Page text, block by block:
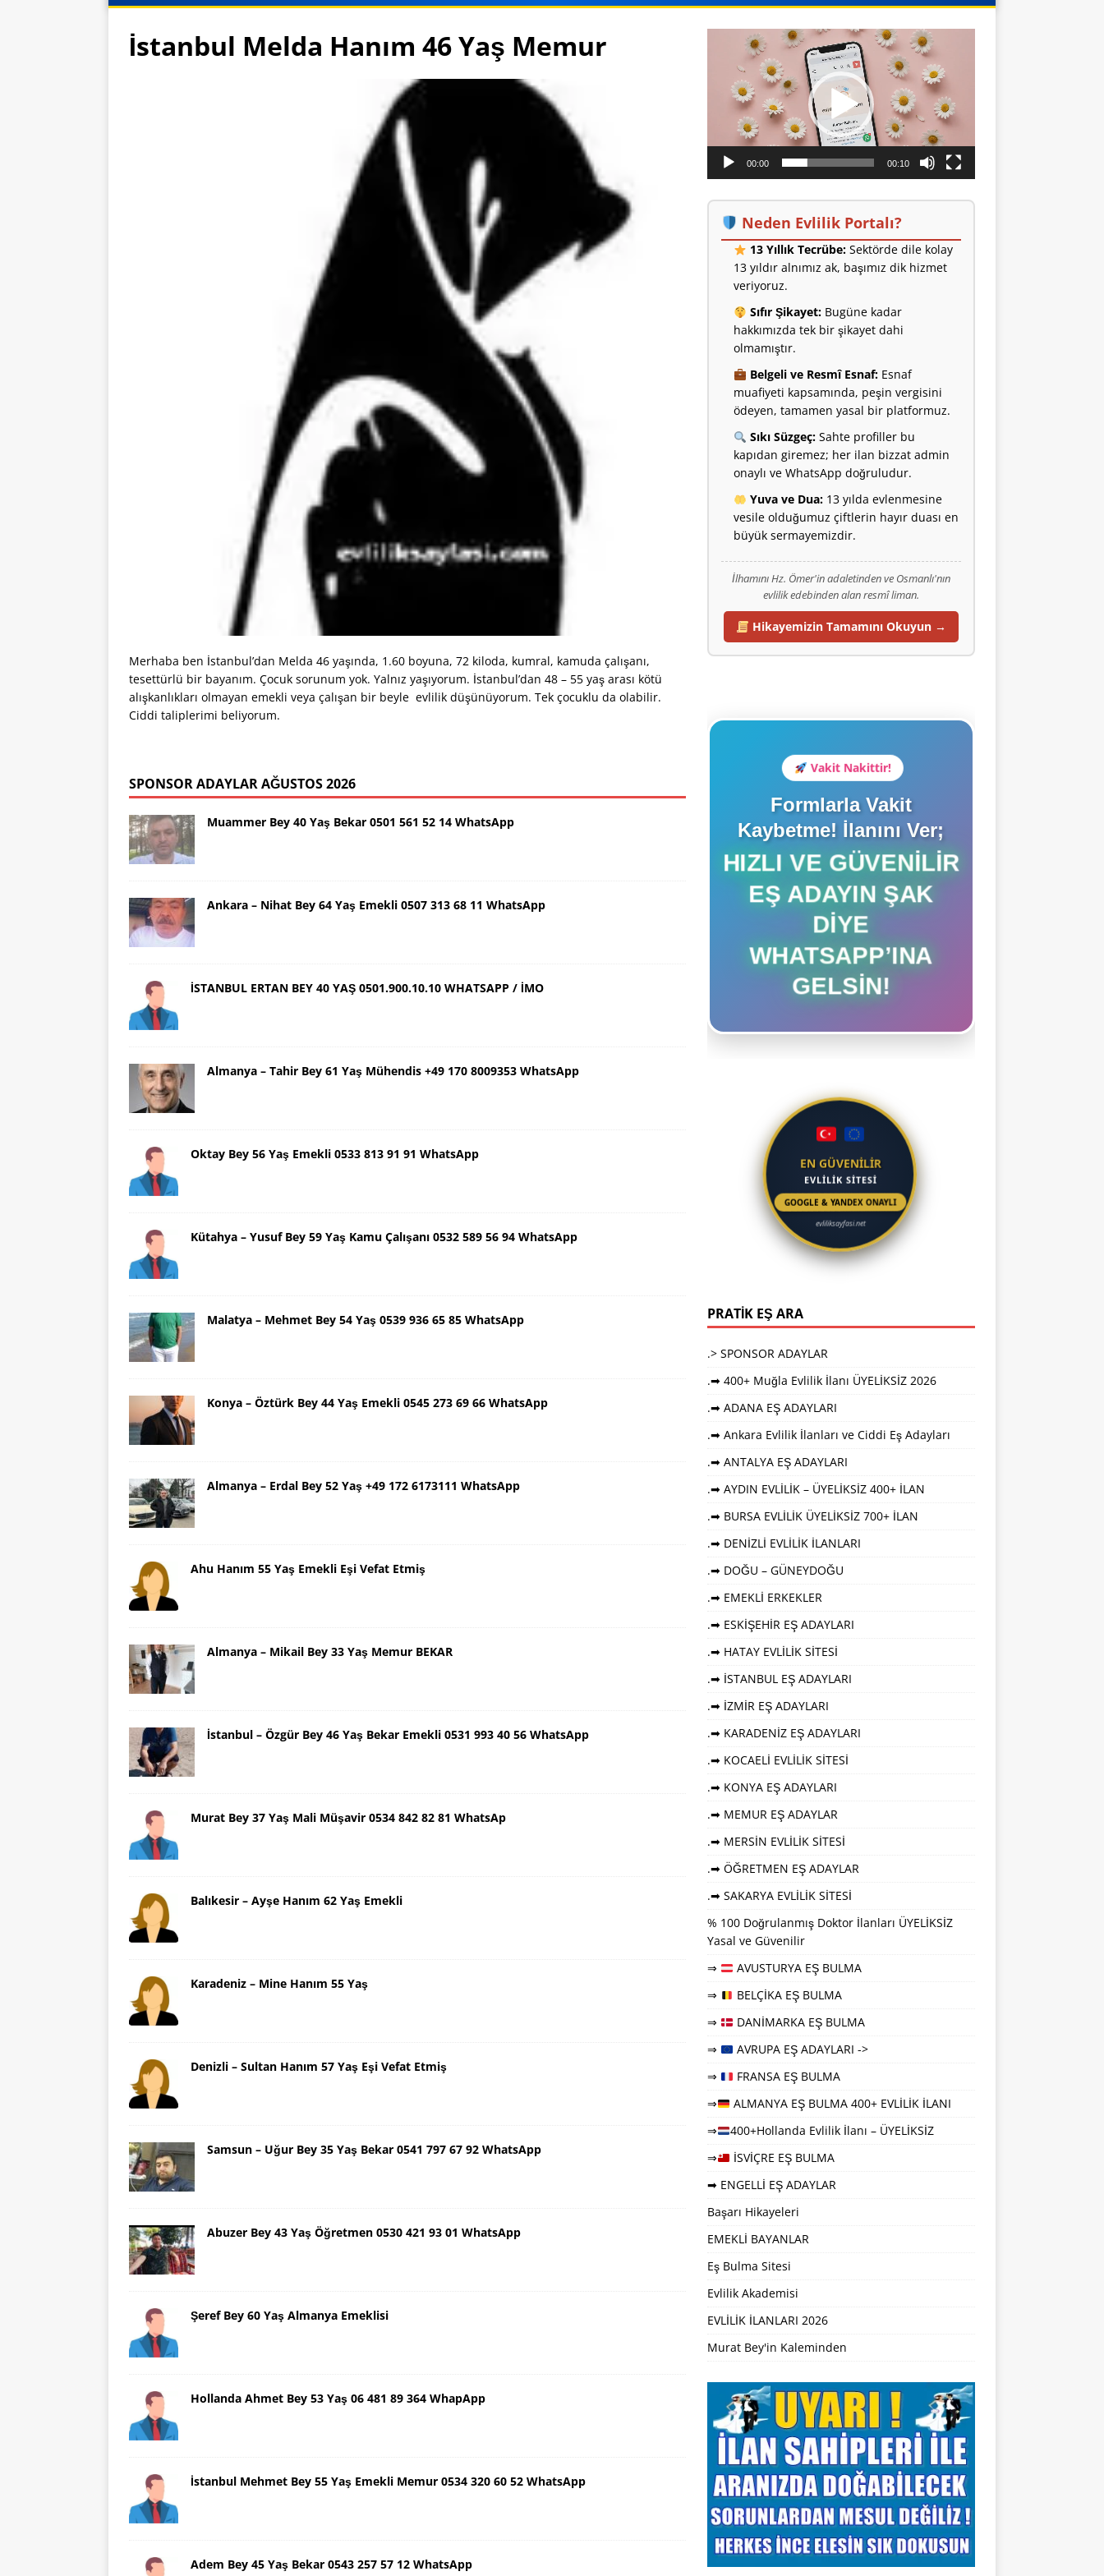
İstanbul Melda Hanım 46 Yaş Memur
Merhaba ben İstanbul’dan Melda 46 yaşında, 1.60 boyuna, 72 kiloda, kumral, kamuda çalışanı,
tesettürlü bir bayanım. Çocuk sorunum yok. Yalnız yaşıyorum. İstanbul’dan 48 – 55 yaş arası kötü
alışkanlıkları olmayan emekli veya çalışan bir beyle evlilik düşünüyorum. Tek çocuklu da olabilir.
Ciddi taliplerimi beliyorum.
SPONSOR ADAYLAR AĞUSTOS 2026
Muammer Bey 40 Yaş Bekar 0501 561 52 14 WhatsApp
Ankara – Nihat Bey 64 Yaş Emekli 0507 313 68 11 WhatsApp
İSTANBUL ERTAN BEY 40 YAŞ 0501.900.10.10 WHATSAPP / İMO
Almanya – Tahir Bey 61 Yaş Mühendis +49 170 8009353 WhatsApp
Oktay Bey 56 Yaş Emekli 0533 813 91 91 WhatsApp
Kütahya – Yusuf Bey 59 Yaş Kamu Çalışanı 0532 589 56 94 WhatsApp
Malatya – Mehmet Bey 54 Yaş 0539 936 65 85 WhatsApp
Konya – Öztürk Bey 44 Yaş Emekli 0545 273 69 66 WhatsApp
Almanya – Erdal Bey 52 Yaş +49 172 6173111 WhatsApp
Ahu Hanım 55 Yaş Emekli Eşi Vefat Etmiş
Almanya – Mikail Bey 33 Yaş Memur BEKAR
İstanbul – Özgür Bey 46 Yaş Bekar Emekli 0531 993 40 56 WhatsApp
Murat Bey 37 Yaş Mali Müşavir 0534 842 82 81 WhatsAp
Balıkesir – Ayşe Hanım 62 Yaş Emekli
Karadeniz – Mine Hanım 55 Yaş
Denizli – Sultan Hanım 57 Yaş Eşi Vefat Etmiş
Samsun – Uğur Bey 35 Yaş Bekar 0541 797 67 92 WhatsApp
Abuzer Bey 43 Yaş Öğretmen 0530 421 93 01 WhatsApp
Şeref Bey 60 Yaş Almanya Emeklisi
Hollanda Ahmet Bey 53 Yaş 06 481 89 364 WhapApp
İstanbul Mehmet Bey 55 Yaş Emekli Memur 0534 320 60 52 WhatsApp
Adem Bey 45 Yaş Bekar 0543 257 57 12 WhatsApp
oynatıcı
00:00 00:10
Neden Evlilik Portalı?
13 Yıllık Tecrübe:Sektörde dile kolay
13 yıldır alnımız ak, başımız dik hizmet
veriyoruz.
Sıfır Şikayet:Bugüne kadar
hakkımızda tek bir şikayet dahi
olmamıştır.
Belgeli ve Resmî Esnaf:Esnaf
muafiyeti kapsamında, peşin vergisini
ödeyen, tamamen yasal bir platformuz.
Sıkı Süzgeç:Sahte profiller bu
kapıdan giremez; her ilan bizzat admin
onaylı ve WhatsApp doğruludur.
Yuva ve Dua:13 yılda evlenmesine
vesile olduğumuz çiftlerin hayır duası en
büyük sermayemizdir.
İlhamını Hz. Ömer'in adaletinden ve Osmanlı'nın
evlilik edebinden alan resmî liman.
Hikayemizin Tamamını Okuyun →
Vakit Nakittir!
Formlarla Vakit
Kaybetme! İlanını Ver;
HIZLI VE GÜVENILIR
EŞ ADAYIN ŞAK
DIYE
WHATSAPP’INA
GELSIN!
EN GÜVENİLİR
EVLİLİK SİTESİ
GOOGLE & YANDEX ONAYLI
evliliksayfasi.net
PRATİK EŞ ARA
.> SPONSOR ADAYLAR
.➡ 400+ Muğla Evlilik İlanı ÜYELİKSİZ 2026
.➡ ADANA EŞ ADAYLARI
.➡ Ankara Evlilik İlanları ve Ciddi Eş Adayları
.➡ ANTALYA EŞ ADAYLARI
.➡ AYDIN EVLİLİK – ÜYELİKSİZ 400+ İLAN
.➡ BURSA EVLİLİK ÜYELİKSİZ 700+ İLAN
.➡ DENİZLİ EVLİLİK İLANLARI
.➡ DOĞU – GÜNEYDOĞU
.➡ EMEKLİ ERKEKLER
.➡ ESKİŞEHİR EŞ ADAYLARI
.➡ HATAY EVLİLİK SİTESİ
.➡ İSTANBUL EŞ ADAYLARI
.➡ İZMİR EŞ ADAYLARI
.➡ KARADENİZ EŞ ADAYLARI
.➡ KOCAELİ EVLİLİK SİTESİ
.➡ KONYA EŞ ADAYLARI
.➡ MEMUR EŞ ADAYLAR
.➡ MERSİN EVLİLİK SİTESİ
.➡ ÖĞRETMEN EŞ ADAYLAR
.➡ SAKARYA EVLİLİK SİTESİ
% 100 Doğrulanmış Doktor İlanları ÜYELİKSİZ
Yasal ve Güvenilir
⇒
AVUSTURYA EŞ BULMA
⇒
BELÇİKA EŞ BULMA
⇒
DANİMARKA EŞ BULMA
⇒
AVRUPA EŞ ADAYLARI ->
⇒
FRANSA EŞ BULMA
⇒
ALMANYA EŞ BULMA 400+ EVLİLİK İLANI
⇒
400+Hollanda Evlilik İlanı – ÜYELİKSİZ
⇒
İSVİÇRE EŞ BULMA
➡ ENGELLİ EŞ ADAYLAR
Başarı Hikayeleri
EMEKLİ BAYANLAR
Eş Bulma Sitesi
Evlilik Akademisi
EVLİLİK İLANLARI 2026
Murat Bey'in Kaleminden